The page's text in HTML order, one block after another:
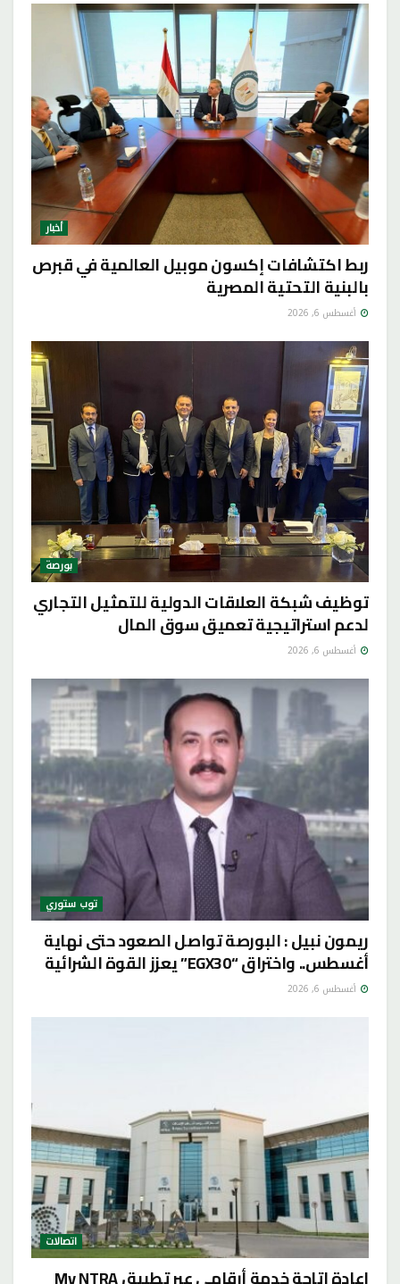
أخبار
ربط اكتشافات إكسون موبيل العالمية في قبرص
بالبنية التحتية المصرية
أغسطس 6, 2026
بورصة
توظيف شبكة العلاقات الدولية للتمثيل التجاري
لدعم استراتيجية تعميق سوق المال
أغسطس 6, 2026
توب ستوري
ريمون نبيل : البورصة تواصل الصعود حتى نهاية
أغسطس.. واختراق “EGX30” يعزز القوة الشرائية
أغسطس 6, 2026
اتصالات